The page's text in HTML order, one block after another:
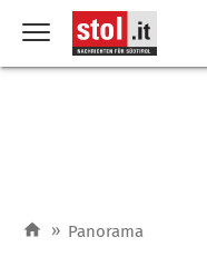
» Panorama